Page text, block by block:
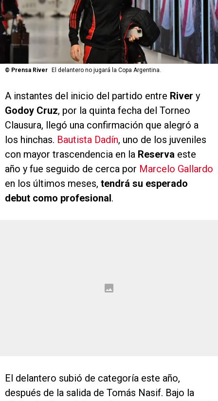
© Prensa River El delantero no jugará la Copa Argentina.
A instantes del inicio del partido entre River y
Godoy Cruz, por la quinta fecha del Torneo
Clausura, llegó una confirmación que alegró a
los hinchas. Bautista Dadín, uno de los juveniles
con mayor trascendencia en la Reserva este
año y fue seguido de cerca por Marcelo Gallardo
en los últimos meses, tendrá su esperado
debut como profesional .
El delantero subió de categoría este año,
después de la salida de Tomás Nasif. Bajo la